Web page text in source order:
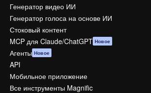
Генератор видео ИИ
Генератор голоса на основе ИИ
Стоковый контент
MCP для Claude/ChatGPT Новое
Агенты Новое
API
Мобильное приложение
Все инструменты Magnific